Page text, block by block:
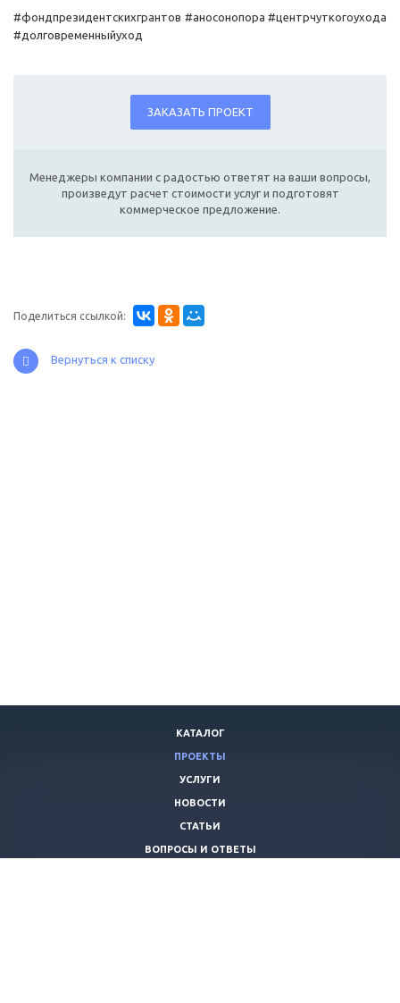
#фондпрезидентскихгрантов #аносонопора #центрчуткогоухода
#долговременныйуход
ЗАКАЗАТЬ ПРОЕКТ
Менеджеры компании с радостью ответят на ваши вопросы,
произведут расчет стоимости услуг и подготовят
коммерческое предложение.
Поделиться ссылкой:
Вернуться к списку
КАТАЛОГ
ПРОЕКТЫ
УСЛУГИ
НОВОСТИ
СТАТЬИ
ВОПРОСЫ И ОТВЕТЫ